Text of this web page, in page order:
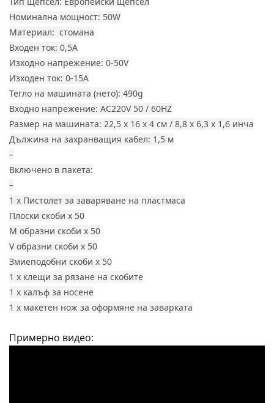
Номинална мощност: 50W
Материал: стомана
Входен ток: 0,5А
Изходно напрежение: 0-50V
Изходен ток: 0-15A
Тегло на машината (нето): 490g
Входно напрежение: AC220V 50 / 60HZ
Размер на машината: 22,5 х 16 х 4 см / 8,8 х 6,3 х 1,6 инча
Дължина на захранващия кабел: 1,5 м
–
Включено в пакета:
–
1 x Пистолет за заваряване на пластмаса
Плоски скоби х 50
М образни скоби х 50
V образни скоби х 50
Змиеподобни скоби х 50
1 х клещи за рязане на скобите
1 x калъф за носене
1 х макетен нож за оформяне на заварката
Примерно видео: